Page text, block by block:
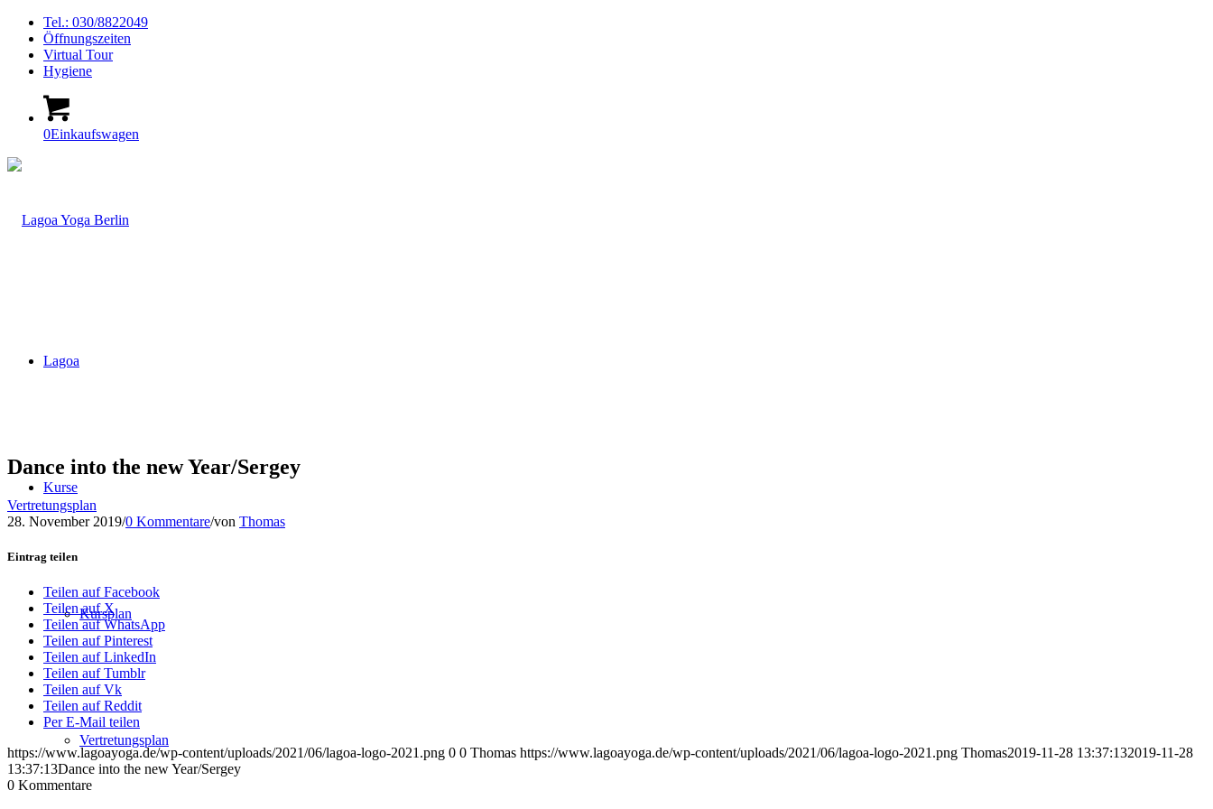
Tel.: 030/8822049
Öffnungszeiten
Virtual Tour
Hygiene
0Einkaufswagen
Lagoa
Kurse
Kursplan
Vertretungsplan
Dance into the new Year/Sergey
Vertretungsplan
28. November 2019/0 Kommentare/von Thomas
Eintrag teilen
Teilen auf Facebook
Teilen auf X
Teilen auf WhatsApp
Teilen auf Pinterest
Teilen auf LinkedIn
Teilen auf Tumblr
Teilen auf Vk
Teilen auf Reddit
Per E-Mail teilen
https://www.lagoayoga.de/wp-content/uploads/2021/06/lagoa-logo-2021.png 0 0 Thomas https://www.lagoayoga.de/wp-content/uploads/2021/06/lagoa-logo-2021.png Thomas2019-11-28 13:37:132019-11-28
13:37:13Dance into the new Year/Sergey
0 Kommentare